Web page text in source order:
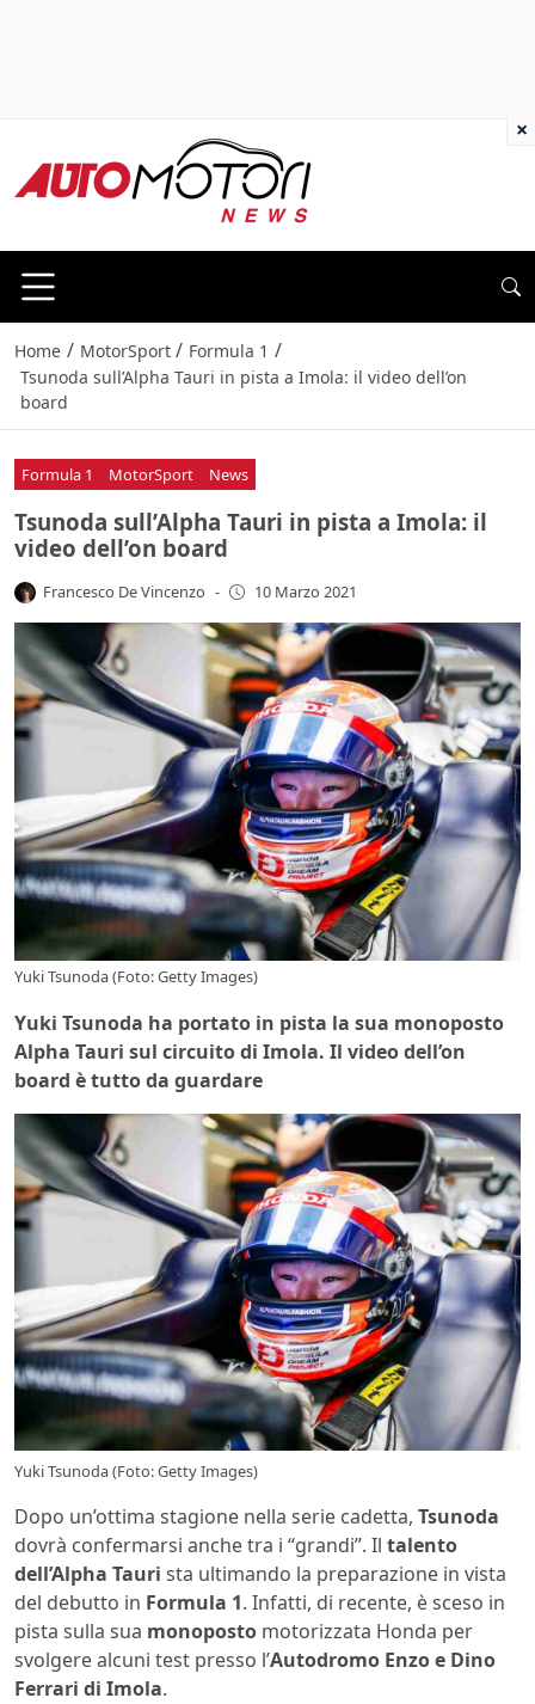
Home / MotorSport / Formula 1 /
Tsunoda sull’Alpha Tauri in pista a Imola: il video dell’on
board
Formula 1 MotorSport News
Tsunoda sull’Alpha Tauri in pista a Imola: il
video dell’on board
Francesco De Vincenzo - 10 Marzo 2021
Yuki Tsunoda (Foto: Getty Images)
Yuki Tsunoda ha portato in pista la sua monoposto
Alpha Tauri sul circuito di Imola. Il video dell’on
board è tutto da guardare
Yuki Tsunoda (Foto: Getty Images)
Dopo un’ottima stagione nella serie cadetta, Tsunoda
dovrà confermarsi anche tra i “grandi”. Il talento
dell’Alpha Tauri sta ultimando la preparazione in vista
del debutto in Formula 1. Infatti, di recente, è sceso in
pista sulla sua monoposto motorizzata Honda per
svolgere alcuni test presso l’Autodromo Enzo e Dino
Ferrari di Imola.
×